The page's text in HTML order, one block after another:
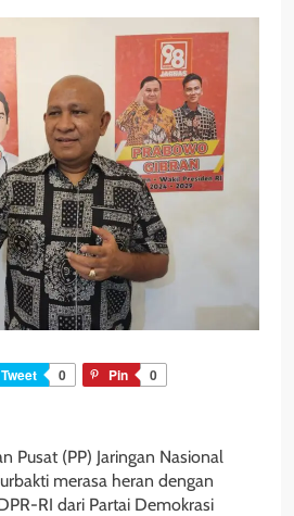
Tweet 0 Pin
0
Pusat (PP) Jaringan Nasional
merasa heran dengan
RI dari Partai Demokrasi